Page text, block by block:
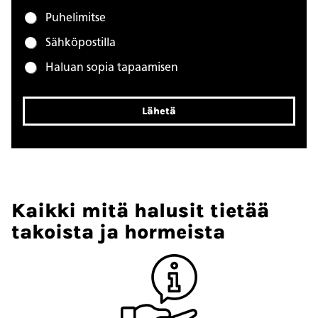
Puhelimitse
Sähköpostilla
Haluan sopia tapaamisen
Lähetä
Kaikki mitä halusit tietää
takoista ja hormeista